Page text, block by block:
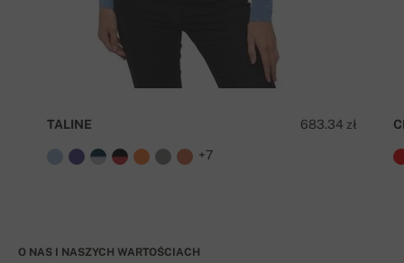
683.34 zł
TALINE
+7
O NAS I NASZYCH WARTOŚCIACH